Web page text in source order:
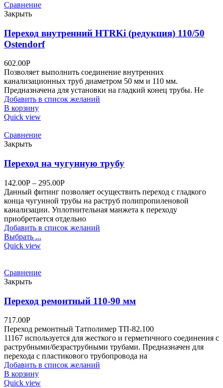
Сравнение
Закрыть
Переход внутренний HTRKi (редукция) 110/50
Ostendorf
602.00Р
Позволяет выполнить соединение внутренних
канализационных труб диаметром 50 мм и 110 мм.
Предназначена для установки на гладкий конец трубы. Не
Добавить в список желаний
В корзину
Quick view
Сравнение
Закрыть
Переход на чугунную трубу
142.00Р – 295.00Р
Данный фитинг позволяет осуществить переход с гладкого
конца чугунной трубы на раструб полипропиленовой
канализации. Уплотнительная манжета к переходу
приобретается отдельно
Добавить в список желаний
Выбрать ...
Quick view
Сравнение
Закрыть
Переход ремонтный 110-90 мм
717.00Р
Переход ремонтный Татполимер ТП-82.100
11167 используется для жесткого и герметичного соединения с
раструбными/безраструбными трубами. Предназначен для
перехода с пластикового трубопровода на
Добавить в список желаний
В корзину
Quick view